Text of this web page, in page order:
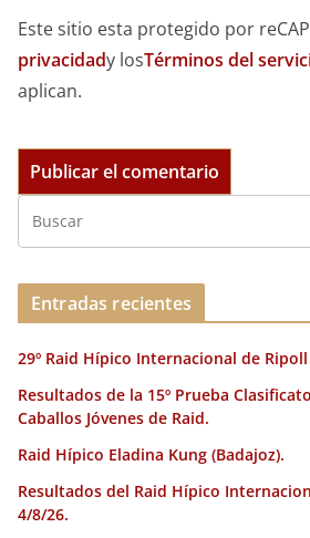
Este sitio esta protegido por
privacidady losTérminos del
aplican.
Entradas recientes
29º Raid Hípico Internacional de Ripoll
Resultados de la 15º Prueba
Caballos Jóvenes de Raid.
Raid Hípico Eladina Kung (Badajoz).
Resultados del Raid Hípico
4/8/26.